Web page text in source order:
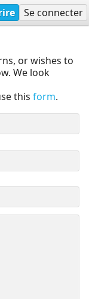
Se connecter
or wishes to
We look
this form.